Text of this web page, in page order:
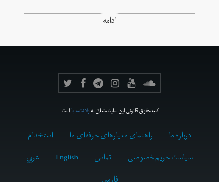
ادامه
کلیه حقوق قانونی این سایت متعلق بهولانت‌مدیااست.
درباره ما راهنمای معیارهای حرفه‌ای ما
استخدام
سیاست حریم خصوصی
تماس English
عربي